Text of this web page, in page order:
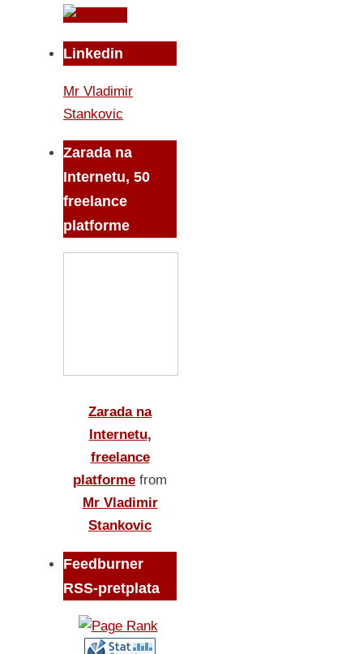
Linkedin
Mr Vladimir
Stankovic
Zarada na
Internetu, 50
freelance
platforme
Zarada na
Internetu,
freelance
platforme from
Mr Vladimir
Stankovic
Feedburner
RSS-pretplata